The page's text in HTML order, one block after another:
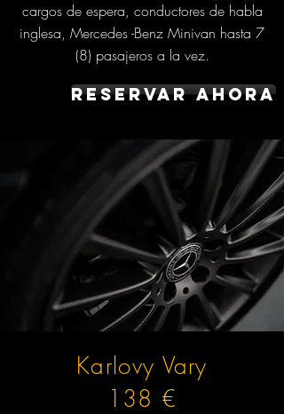
cargos de espera, conductores de habla
inglesa, Mercedes -Benz Minivan hasta 7
(8) pasajeros a la vez.
Reservar ahora
Karlovy Vary
138 €